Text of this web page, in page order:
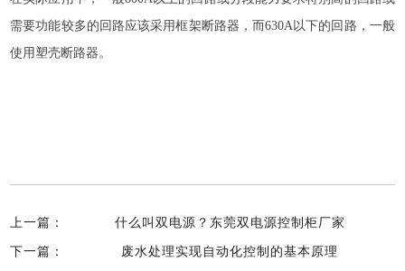
需要功能较多的回路应该采用框架断路器，而630A以下的回路，一般
使用塑壳断路器。
上一篇： 什么叫双电源？东莞双电源控制柜厂家
下一篇： 废水处理实现自动化控制的基本原理